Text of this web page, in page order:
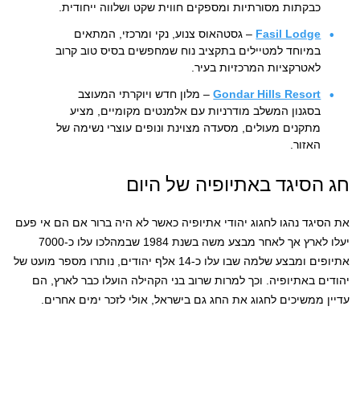
כבקתות מסורתיות ומספקים חווית שקט ושלווה ייחודית.
Fasil Lodge – גסטהאוס צנוע, נקי ומרכזי, המתאים
במיוחד למטיילים בתקציב נוח שמחפשים בסיס טוב קרוב
לאטרקציות המרכזיות בעיר.
Gondar Hills Resort– מלון חדש ויוקרתי המעוצב
בסגנון המשלב מודרניות עם אלמנטים מקומיים, מציע
מתקנים מעולים, מסעדה מצוינת ונופים עוצרי נשימה של
האזור.
חג הסיגד באתיופיה של היום
את הסיגד נהגו לחגוג יהודי אתיופיה כאשר לא היה ברור אם הם אי פעם
יעלו לארץ אך לאחר מבצע משה בשנת 1984 שבמהלכו עלו כ-7000
אתיופים ומבצע שלמה שבו עלו כ-14 אלף יהודים, נותרו מספר מועט של
יהודים באתיופיה. וכך למרות שרוב בני הקהילה הועלו כבר לארץ, הם
עדיין ממשיכים לחגוג את החג גם בישראל, אולי לזכר ימים אחרים.